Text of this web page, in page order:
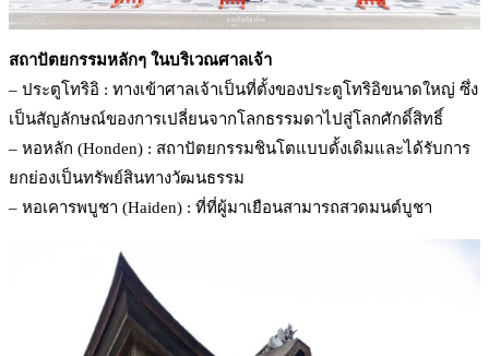
สถาปัตยกรรมหลักๆ ในบริเวณศาลเจ้า
– ประตูโทริอิ : ทางเข้าศาลเจ้าเป็นที่ตั้งของประตูโทริอิขนาดใหญ่ ซึ่ง
เป็นสัญลักษณ์ของการเปลี่ยนจากโลกธรรมดาไปสู่โลกศักดิ์สิทธิ์
– หอหลัก (Honden) : สถาปัตยกรรมชินโตแบบดั้งเดิมและได้รับการ
ยกย่องเป็นทรัพย์สินทางวัฒนธรรม
– หอเคารพบูชา (Haiden) : ที่ที่ผู้มาเยือนสามารถสวดมนต์บูชา